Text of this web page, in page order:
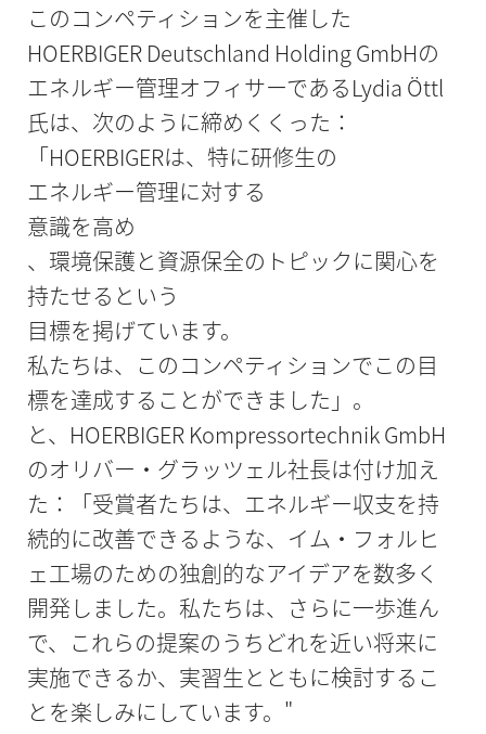
このコンペティションを主催した
HOERBIGER Deutschland Holding GmbHの
エネルギー管理オフィサーであるLydia Öttl
氏は、次のように締めくくった：
「HOERBIGERは、特に研修生の
エネルギー管理に対する
意識を高め
、環境保護と資源保全のトピックに関心を
持たせるという
目標を掲げています。
私たちは、このコンペティションでこの目
標を達成することができました」。
と、HOERBIGER Kompressortechnik GmbH
のオリバー・グラッツェル社長は付け加え
た：「受賞者たちは、エネルギー収支を持
続的に改善できるような、イム・フォルヒ
ェ工場のための独創的なアイデアを数多く
開発しました。私たちは、さらに一歩進ん
で、これらの提案のうちどれを近い将来に
実施できるか、実習生とともに検討するこ
とを楽しみにしています。"